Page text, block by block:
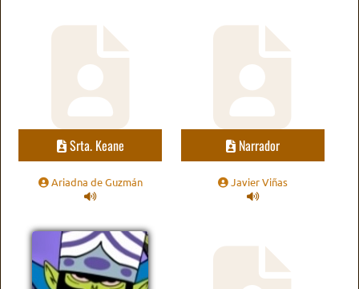
Srta. Keane
Ariadna de Guzmán
Narrador
Javier Viñas